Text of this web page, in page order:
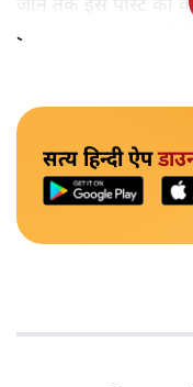
जाने तक इस पोस्ट को
इस पर कई लोगों ने
सत्य हिन्दी ऐप